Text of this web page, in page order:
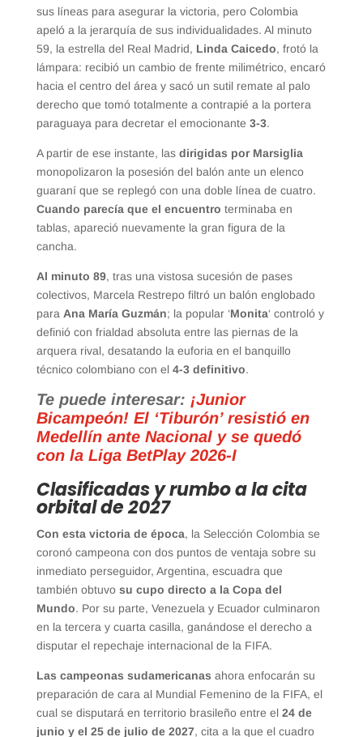
sus líneas para asegurar la victoria, pero Colombia
apeló a la jerarquía de sus individualidades. Al minuto
59, la estrella del Real Madrid, Linda Caicedo, frotó la
lámpara: recibió un cambio de frente milimétrico, encaró
hacia el centro del área y sacó un sutil remate al palo
derecho que tomó totalmente a contrapié a la portera
paraguaya para decretar el emocionante 3-3.
A partir de ese instante, las dirigidas por Marsiglia
monopolizaron la posesión del balón ante un elenco
guaraní que se replegó con una doble línea de cuatro.
Cuando parecía que el encuentro terminaba en
tablas, apareció nuevamente la gran figura de la
cancha.
Al minuto 89, tras una vistosa sucesión de pases
colectivos, Marcela Restrepo filtró un balón englobado
para Ana María Guzmán; la popular ‘Monita‘ controló y
definió con frialdad absoluta entre las piernas de la
arquera rival, desatando la euforia en el banquillo
técnico colombiano con el 4-3 definitivo.
Te puede interesar: ¡Junior
Bicampeón! El ‘Tiburón’ resistió en
Medellín ante Nacional y se quedó
con la Liga BetPlay 2026-I
Clasificadas y rumbo a la cita
orbital de 2027
Con esta victoria de época, la Selección Colombia se
coronó campeona con dos puntos de ventaja sobre su
inmediato perseguidor, Argentina, escuadra que
también obtuvo su cupo directo a la Copa del
Mundo. Por su parte, Venezuela y Ecuador culminaron
en la tercera y cuarta casilla, ganándose el derecho a
disputar el repechaje internacional de la FIFA.
Las campeonas sudamericanas ahora enfocarán su
preparación de cara al Mundial Femenino de la FIFA, el
cual se disputará en territorio brasileño entre el 24 de
junio y el 25 de julio de 2027, cita a la que el cuadro